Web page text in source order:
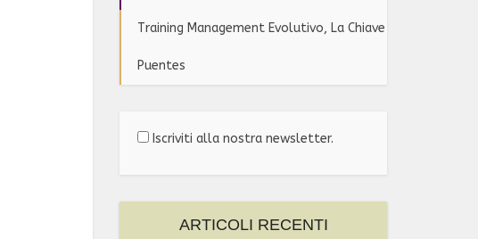
Training Management Evolutivo, La Chiave
Puentes
Iscriviti alla nostra newsletter.
ARTICOLI RECENTI